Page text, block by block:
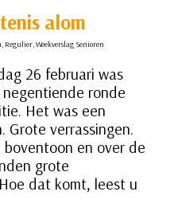
alom
, Regulier,Weekverslag Senioren
26 februari was
ronde
Het was een
Grote verrassingen.
en over de
grote
dat komt, leest u